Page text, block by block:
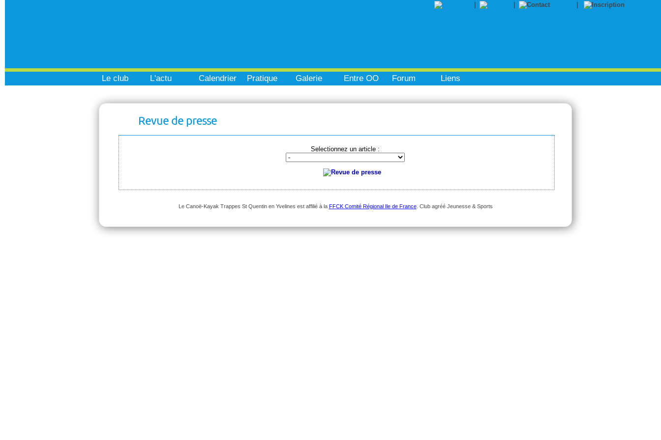
Le club L'actu Calendrier Pratique Galerie Entre OO Forum Liens
Revue de presse
Selectionnez un article :
Le Canoë-Kayak Trappes St Quentin en Yvelines est affilié à la FFCK Comité Régional Ile de France. Club agréé Jeunesse & Sports